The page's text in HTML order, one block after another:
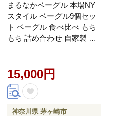
まるなかベーグル 本場NY
スタイル ベーグル9個セッ
ト ベーグル 食べ比べ もち
もち 詰め合わせ 自家製 冷
無料 神奈川県 茅ヶ崎市
15,000円
神奈川県 茅ヶ崎市